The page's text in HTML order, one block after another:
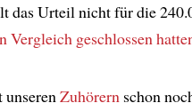
das Urteil nicht für die
Vergleich geschlossen
unserenZuhörern schon